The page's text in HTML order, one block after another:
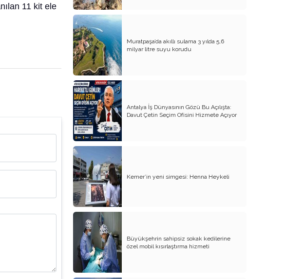
11 kit ele
Muratpaşa’da akıllı sulama 3 yılda 5,6
milyar litre suyu korudu
Antalya İş Dünyasının Gözü Bu Açılışta:
Davut Çetin Seçim Ofisini Hizmete Açıyor
Kemer’in yeni simgesi: Henna Heykeli
Büyükşehrin sahipsiz sokak kedilerine
özel mobil kısırlaştırma hizmeti